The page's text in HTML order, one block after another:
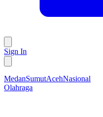
Sign In
MedanSumutAcehNasional
Olahraga